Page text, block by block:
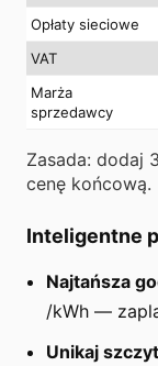
Opłaty sieciowe
VAT
Marża
sprzedawcy
Zasada: dodaj
cenę końcową.
Inteligentne
Najtańsza
/kWh —
Unikaj